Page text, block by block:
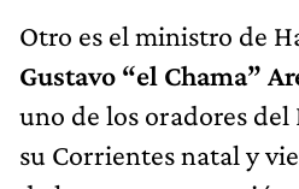
Otro es el ministro de
Gustavo “el Chama”
uno de los oradores del
su Corrientes natal y